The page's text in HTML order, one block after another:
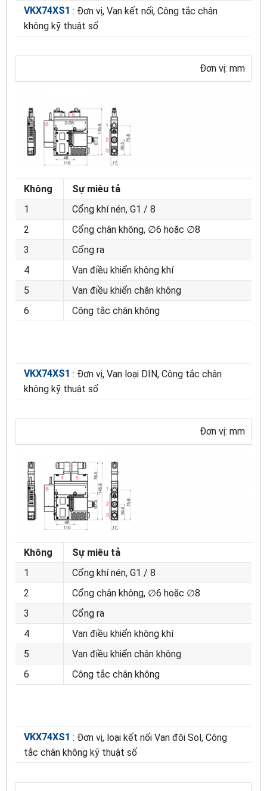
VKX74XS1 : Đơn vị, Van kết nối, Công tắc chân
không kỹ thuật số
Đơn vị: mm
Không
Sự miêu tả
1
Cổng khí nén, G1 / 8
2
Cổng chân không, ∅6 hoặc ∅8
3
Cổng ra
4
Van điều khiển không khí
5
Van điều khiển chân không
6
Công tắc chân không
VKX74XS1 : Đơn vị, Van loại DIN, Công tắc chân
không kỹ thuật số
Đơn vị: mm
Không
Sự miêu tả
1
Cổng khí nén, G1 / 8
2
Cổng chân không, ∅6 hoặc ∅8
3
Cổng ra
4
Van điều khiển không khí
5
Van điều khiển chân không
6
Công tắc chân không
VKX74XS1 : Đơn vị, loại kết nối Van đôi Sol, Công
tắc chân không kỹ thuật số